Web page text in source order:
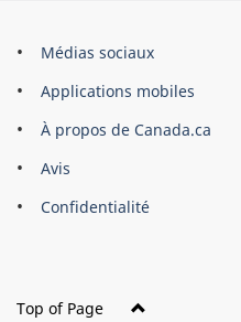
Marque
du
site
Médias sociaux
Applications mobiles
À propos de Canada.ca
Avis
Confidentialité
Top of Page